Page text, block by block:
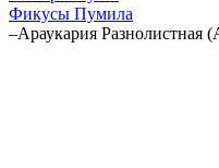
Фикусы Пумила
–Араукария Разнолистная